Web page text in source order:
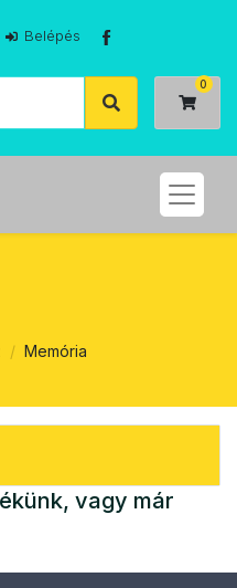
Belépés
Memória
vagy már